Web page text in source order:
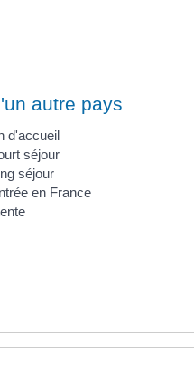
autre pays
d'accueil
séjour
séjour
en France